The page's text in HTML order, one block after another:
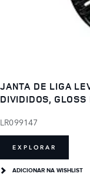
JANTA DE LIGA
DIVIDIDOS,
LR099147
EXPLORAR
ADICIONAR NA WISHLIST